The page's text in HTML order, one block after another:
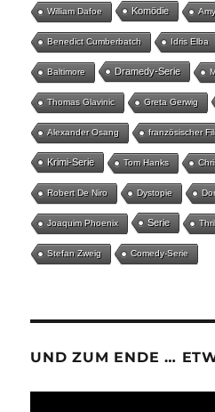
William Dafoe Komödie
Benedict Cumberbatch Idris Elba
Baltimore Dramedy-Serie
Thomas Glavinic Greta Gerwig
Alexander Osang französischer
Krimi-Serie Tom Hanks
Robert De Niro Dystopie
Joaquim Phoenix Serie
Stefan Zweig Comedy-Serie
UND ZUM ENDE …